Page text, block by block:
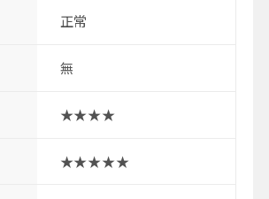
正常
無
★★★★
★★★★★